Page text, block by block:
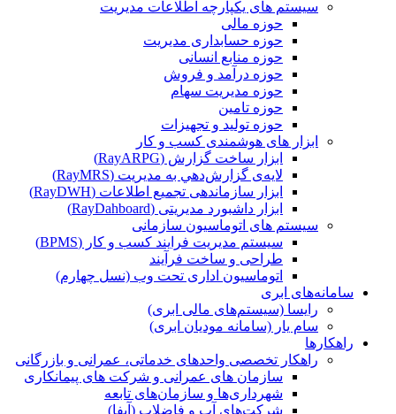
سیستم های یکپارچه اطلاعات مدیریت
حوزه مالی
حوزه حسابداری مدیریت
حوزه منابع انسانی
حوزه درآمد و فروش
حوزه مدیریت سهام
حوزه تامین
حوزه تولید و تجهیزات
ابزار های هوشمندی کسب و کار
ابزار ساخت گزارش (RayARPG)
لایه‌ی گزارش‌دهي به مديريت (RayMRS)
ابزار سازماندهی تجمیع اطلاعات (RayDWH)
ابزار داشبورد مدیریتی (RayDahboard)
سیستم های اتوماسیون سازمانی
سیستم مدیریت فرایند کسب و کار (BPMS)
طراحی و ساخت فرآیند
اتوماسیون اداری تحت وب (نسل چهارم)
سامانه‌های ابری
رایسا (سیستم‌های مالی ابری)
سام یار (سامانه مودیان ابری)
راهکارها
راهکار تخصصی واحدهای خدماتی، عمرانی و بازرگانی
سازمان های عمرانی و شرکت های پیمانکاری
شهرداری‌ها و سازمان‌های تابعه
شرکت‌های آب و فاضلاب (آبفا)